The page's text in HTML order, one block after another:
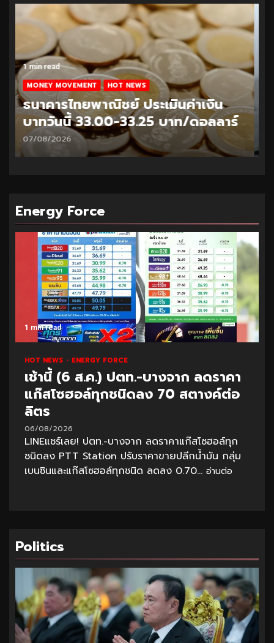
1 min read
MONEY MOVEMENT HOT NEWS
ธนาคารไทยพาณิชย์ ประเมินค่าเงิน
บาทวันนี้ 32.95-33.20 บาท/ดอลลาร์
06/08/2026
Energy Force
1 min read
HOT NEWS ENERGY FORCE
เช้านี้ (6 ส.ค.) ปตท.-บางจาก ลดราคา
แก๊สโซฮอล์ทุกชนิดลง 70 สตางค์ต่อ
ลิตร
06/08/2026
LINEแชร์เลย! ปตท.-บางจาก ลดราคาแก๊สโซฮอล์ทุก
ชนิดลง PTT Station ปรับราคาขายปลีกน้ำมัน กลุ่ม
เบนซินและแก๊สโซฮอล์ทุกชนิด ลดลง 0.70... อ่านต่อ
Politics